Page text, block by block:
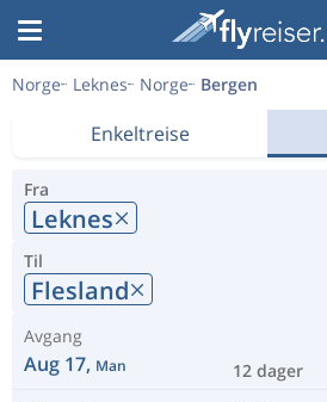
Norge Leknes Norge Bergen
Enkeltreise
Fra
Leknes
Til
Flesland
Avgang
Aug 17, Man 12 dager